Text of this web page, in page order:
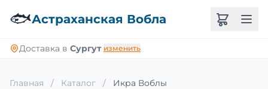
🐟Астраханская Вобла
Доставка в Сургут изменить
Главная / Каталог / Икра Воблы